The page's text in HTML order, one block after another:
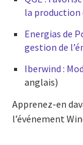
la production
Energias de
gestion de
Iberwind :
anglais)
Apprenez-en
l’événement